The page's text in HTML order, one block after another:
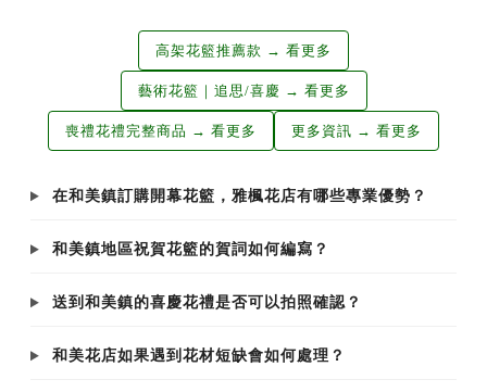
高架花籃推薦款 → 看更多
藝術花籃｜追思/喜慶 → 看更多
喪禮花禮完整商品 → 看更多 更多資訊 → 看更多
在和美鎮訂購開幕花籃，雅楓花店有哪些專業優勢？
和美鎮地區祝賀花籃的賀詞如何編寫？
送到和美鎮的喜慶花禮是否可以拍照確認？
和美花店如果遇到花材短缺會如何處理？